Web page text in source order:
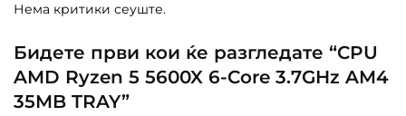
Нема критики сеуште.
Бидете први кои ќе разгледате “CPU
AMD Ryzen 5 5600X 6-Core 3.7GHz AM4
35MB TRAY”